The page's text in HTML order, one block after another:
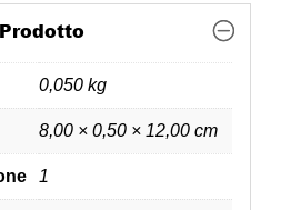
0,050 kg
8,00 × 0,50 × 12,00 cm
1